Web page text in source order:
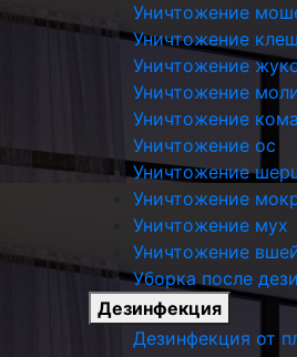
Уничтожение
Уничтожение
Уничтожение
Уничтожение
Уничтожение
Уничтожение ос
Уничтожение
Уничтожение
Уничтожение мух
Уничтожение
Уборка после
Дезинфекция
Дезинфекция от